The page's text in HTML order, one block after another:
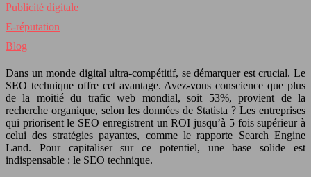
Publicité digitale
E-réputation
Blog
Dans un monde digital ultra-compétitif, se démarquer est crucial. Le
SEO technique offre cet avantage. Avez-vous conscience que plus
de la moitié du trafic web mondial, soit 53%, provient de la
recherche organique, selon les données de Statista ? Les entreprises
qui priorisent le SEO enregistrent un ROI jusqu’à 5 fois supérieur à
celui des stratégies payantes, comme le rapporte Search Engine
Land. Pour capitaliser sur ce potentiel, une base solide est
indispensable : le SEO technique.